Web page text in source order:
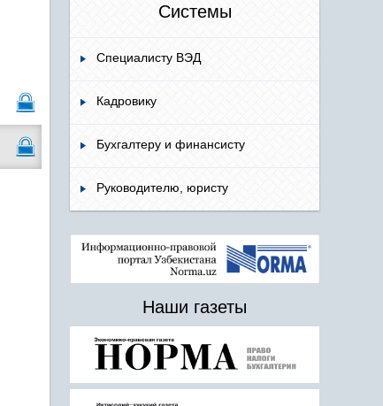
Системы
Специалисту ВЭД
Кадровику
Бухгалтеру и финансисту
Руководителю, юристу
Наши газеты